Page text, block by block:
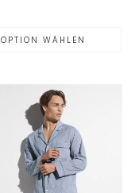
OPTION WÄHLEN